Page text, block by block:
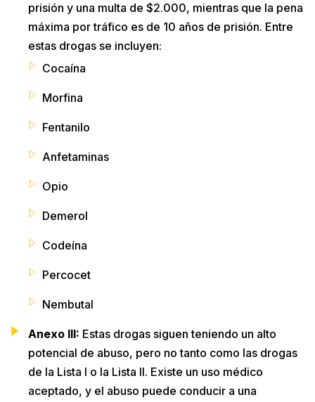
prisión y una multa de $2.000, mientras que la pena
máxima por tráfico es de 10 años de prisión. Entre
estas drogas se incluyen:
Cocaína
Morfina
Fentanilo
Anfetaminas
Opio
Demerol
Codeína
Percocet
Nembutal
Anexo III: Estas drogas siguen teniendo un alto
potencial de abuso, pero no tanto como las drogas
de la Lista I o la Lista II. Existe un uso médico
aceptado, y el abuso puede conducir a una